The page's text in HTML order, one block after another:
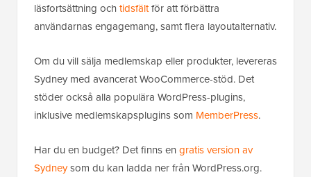
läsfortsättning ochtidsfältför att förbättra
användarnas engagemang, samt flera layoutalternativ.
Om du vill sälja medlemskap eller produkter, levereras
Sydney med avancerat WooCommerce-stöd. Det
stöder också alla populära WordPress-plugins,
inklusive medlemskapsplugins som MemberPress.
Har du en budget? Det finns en gratis version av
Sydneysom du kan ladda ner från WordPress.org.